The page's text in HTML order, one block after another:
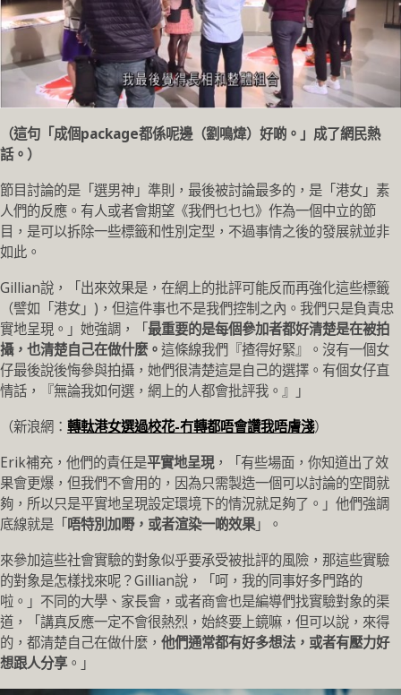
（這句「成個package都係呢邊（劉鳴煒）好啲。」成了網民熱
話。）
節目討論的是「選男神」準則，最後被討論最多的，是「港女」素
人們的反應。有人或者會期望《我們乜乜乜》作為一個中立的節
目，是可以拆除一些標籤和性別定型，不過事情之後的發展就並非
如此。
Gillian說，「出來效果是，在網上的批評可能反而再強化這些標籤
（譬如「港女」)，但這件事也不是我們控制之內。我們只是負責忠
實地呈現。」她強調，「最重要的是每個參加者都好清楚是在被拍
攝，也清楚自己在做什麼。這條線我們『揸得好緊』。沒有一個女
仔最後說後悔參與拍攝，她們很清楚這是自己的選擇。有個女仔直
情話，『無論我如何選，網上的人都會批評我。』」
（新浪網： 轉軚港女選過校花-冇轉都唔會讚我唔膚淺）
Erik補充，他們的責任是平實地呈現，「有些場面，你知道出了效
果會更爆，但我們不會用的，因為只需製造一個可以討論的空間就
夠，所以只是平實地呈現設定環境下的情況就足夠了。」他們強調
底線就是「唔特別加嘢，或者渲染一啲效果」。
來參加這些社會實驗的對象似乎要承受被批評的風險，那這些實驗
的對象是怎樣找來呢？Gillian說，「呵，我的同事好多門路的
啦。」不同的大學、家長會，或者商會也是編導們找實驗對象的渠
道，「講真反應一定不會很熱烈，始終要上鏡嘛，但可以說，來得
的，都清楚自己在做什麼， 他們通常都有好多想法，或者有壓力好
想跟人分享。」